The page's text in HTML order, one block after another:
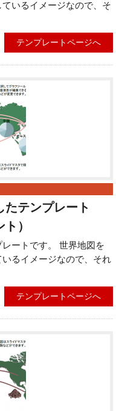
いるイメージなので、そ
テンプレートページへ
テンプレート
）
ートです。 世界地図を
るイメージなので、それ
テンプレートページへ